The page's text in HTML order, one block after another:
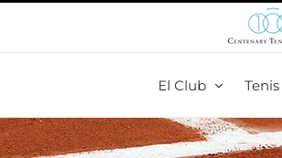
El Club Tenis